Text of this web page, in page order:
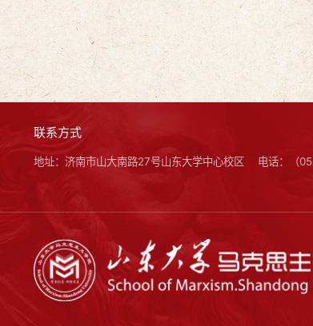
联系方式
地址：济南市山大南路27号山东大学中心校区 电话：（